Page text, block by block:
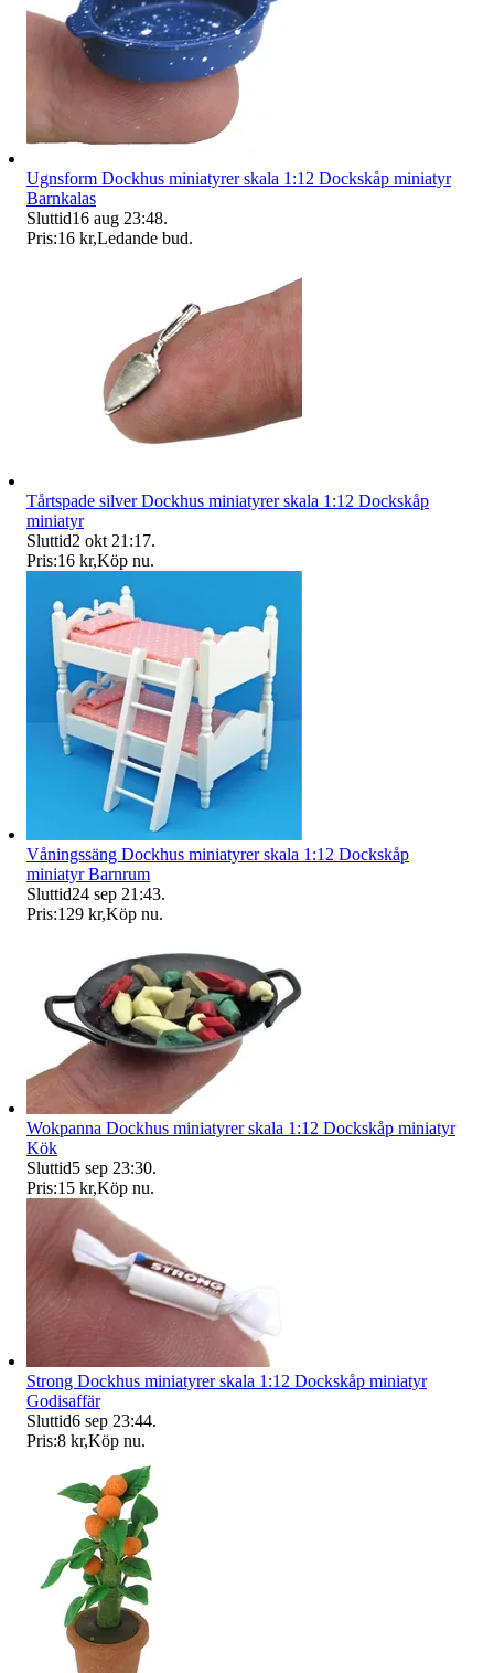
Ugnsform Dockhus miniatyrer skala 1:12 Dockskåp miniatyr
Barnkalas
Sluttid16 aug 23:48.
Pris:16 kr,Ledande bud.
Tårtspade silver Dockhus miniatyrer skala 1:12 Dockskåp
miniatyr
Sluttid2 okt 21:17.
Pris:16 kr,Köp nu.
Våningssäng Dockhus miniatyrer skala 1:12 Dockskåp
miniatyr Barnrum
Sluttid24 sep 21:43.
Pris:129 kr,Köp nu.
Wokpanna Dockhus miniatyrer skala 1:12 Dockskåp miniatyr
Kök
Sluttid5 sep 23:30.
Pris:15 kr,Köp nu.
Strong Dockhus miniatyrer skala 1:12 Dockskåp miniatyr
Godisaffär
Sluttid6 sep 23:44.
Pris:8 kr,Köp nu.